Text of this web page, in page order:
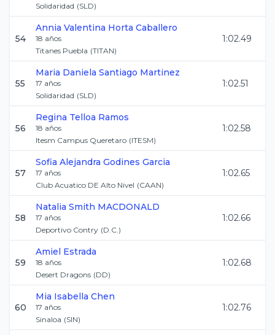
Solidaridad (SLD)
54
Annia Valentina Horta Caballero
18 años
Titanes Puebla (TITAN)
1:02.49
55
Maria Daniela Santiago Martinez
17 años
Solidaridad (SLD)
1:02.51
56
Regina Telloa Ramos
18 años
Itesm Campus Queretaro (ITESM)
1:02.58
57
Sofia Alejandra Godines Garcia
17 años
Club Acuatico DE Alto Nivel (CAAN)
1:02.65
58
Natalia Smith MACDONALD
17 años
Deportivo Contry (D.C.)
1:02.66
59
Amiel Estrada
18 años
Desert Dragons (DD)
1:02.68
60
Mia Isabella Chen
17 años
Sinaloa (SIN)
1:02.76